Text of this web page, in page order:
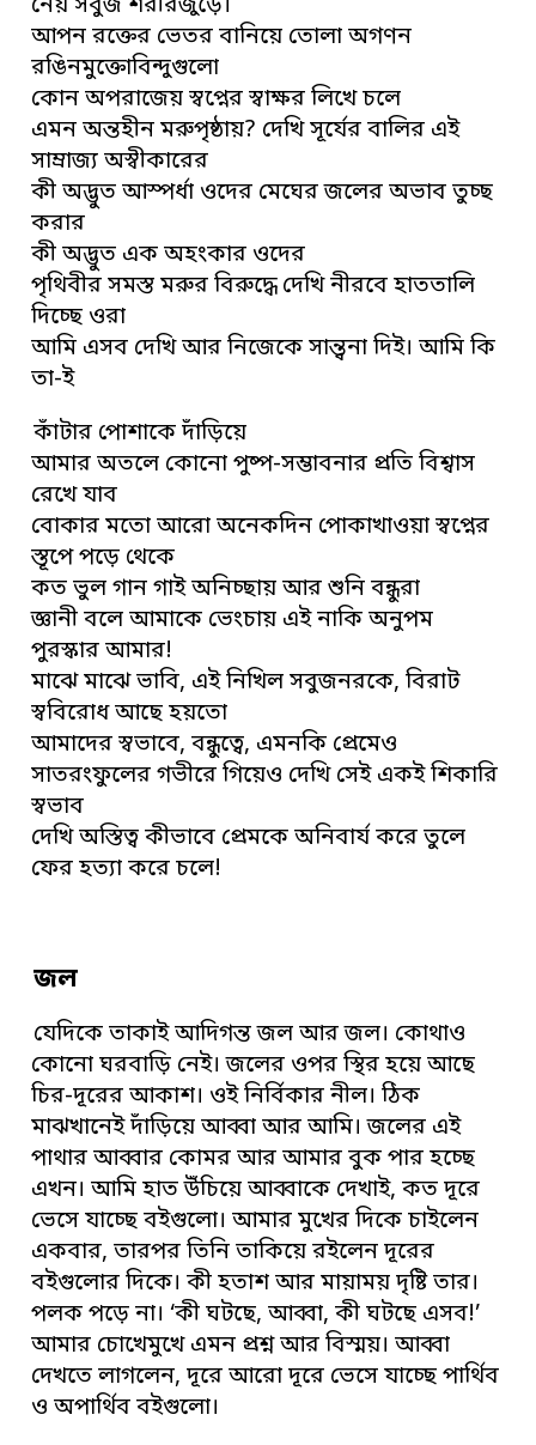
নেয় সবুজ শরীরজুড়ে।
আপন রক্তের ভেতর বানিয়ে তোলা অগণন
রঙিনমুক্তোবিন্দুগুলো
কোন অপরাজেয় স্বপ্নের স্বাক্ষর লিখে চলে
এমন অন্তহীন মরুপৃষ্ঠায়? দেখি সূর্যের বালির এই
সাম্রাজ্য অস্বীকারের
কী অদ্ভুত আস্পর্ধা ওদের মেঘের জলের অভাব তুচ্ছ
করার
কী অদ্ভুত এক অহংকার ওদের
পৃথিবীর সমস্ত মরুর বিরুদ্ধে দেখি নীরবে হাততালি
দিচ্ছে ওরা
আমি এসব দেখি আর নিজেকে সান্ত্বনা দিই। আমি কি
তা-ই
কাঁটার পোশাকে দাঁড়িয়ে
আমার অতলে কোনো পুষ্প-সম্ভাবনার প্রতি বিশ্বাস
রেখে যাব
বোকার মতো আরো অনেকদিন পোকাখাওয়া স্বপ্নের
স্তূপে পড়ে থেকে
কত ভুল গান গাই অনিচ্ছায় আর শুনি বন্ধুরা
জ্ঞানী বলে আমাকে ভেংচায় এই নাকি অনুপম
পুরস্কার আমার!
মাঝে মাঝে ভাবি, এই নিখিল সবুজনরকে, বিরাট
স্ববিরোধ আছে হয়তো
আমাদের স্বভাবে, বন্ধুত্বে, এমনকি প্রেমেও
সাতরংফুলের গভীরে গিয়েও দেখি সেই একই শিকারি
স্বভাব
দেখি অস্তিত্ব কীভাবে প্রেমকে অনিবার্য করে তুলে
ফের হত্যা করে চলে!
জল
যেদিকে তাকাই আদিগন্ত জল আর জল। কোথাও
কোনো ঘরবাড়ি নেই। জলের ওপর স্থির হয়ে আছে
চির-দূরের আকাশ। ওই নির্বিকার নীল। ঠিক
মাঝখানেই দাঁড়িয়ে আব্বা আর আমি। জলের এই
পাথার আব্বার কোমর আর আমার বুক পার হচ্ছে
এখন। আমি হাত উঁচিয়ে আব্বাকে দেখাই, কত দূরে
ভেসে যাচ্ছে বইগুলো। আমার মুখের দিকে চাইলেন
একবার, তারপর তিনি তাকিয়ে রইলেন দূরের
বইগুলোর দিকে। কী হতাশ আর মায়াময় দৃষ্টি তার।
পলক পড়ে না। ‘কী ঘটছে, আব্বা, কী ঘটছে এসব!’
আমার চোখেমুখে এমন প্রশ্ন আর বিস্ময়। আব্বা
দেখতে লাগলেন, দূরে আরো দূরে ভেসে যাচ্ছে পার্থিব
ও অপার্থিব বইগুলো।